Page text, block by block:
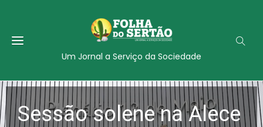
Um Jornal a Serviço da Sociedade
Sessão solene na Alece